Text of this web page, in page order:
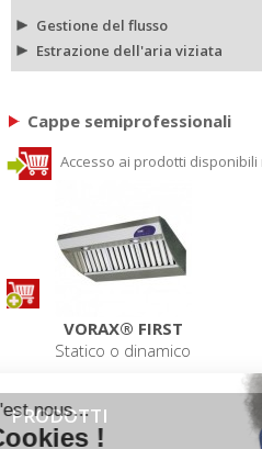
Gestione del flusso
Estrazione dell'aria viziata
Cappe semiprofessionali
Accesso ai prodotti disponibili
VORAX® FIRST
Statico o dinamico
PRODOTTI